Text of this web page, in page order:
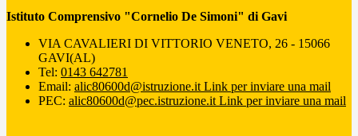
Istituto Comprensivo "Cornelio De Simoni" di Gavi
VIA CAVALIERI DI VITTORIO VENETO, 26 - 15066
GAVI(AL)
Tel: 0143 642781
Email: alic80600d@istruzione.it Link per inviare una mail
PEC: alic80600d@pec.istruzione.it Link per inviare una mail